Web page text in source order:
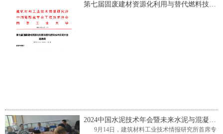
第七届固废建材资源化利用与替代燃料技术交流大会邀请函（三轮）
2024中国水泥技术年会暨未来水泥与混凝土发展学术研讨会拟定报告发布
9月14日，建筑材料工业技术情报研究所首席专